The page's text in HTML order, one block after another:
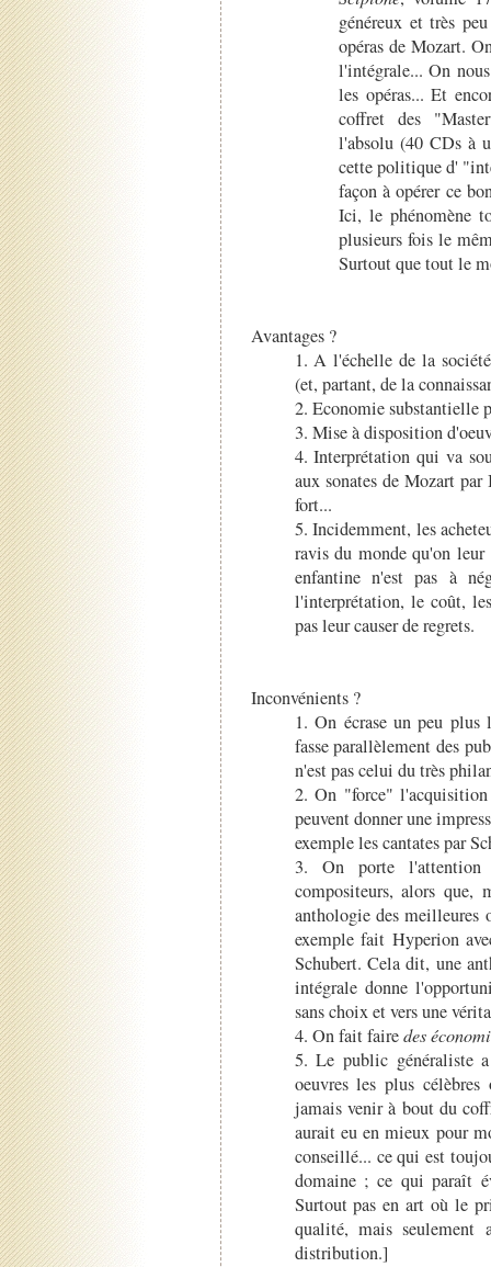
généreux et très
opéras de Mozart.
l'intégrale... On
les opéras... Et
coffret des
l'absolu (40 CDs à
cette politique d'
façon à opérer ce
Ici, le phénomène
plusieurs fois le
Surtout que tout le
Avantages ?
1. A l'échelle de la
(et, partant, de la
2. Economie substantielle
3. Mise à disposition
4. Interprétation qui va
aux sonates de Mozart
fort...
5. Incidemment, les
ravis du monde qu'on
enfantine n'est pas à
l'interprétation, le coût,
pas leur causer de regrets.
Inconvénients ?
1. On écrase un peu
fasse parallèlement des
n'est pas celui du très
2. On "force"
peuvent donner une
exemple les cantates par
3. On porte l'attention
compositeurs, alors que,
anthologie des meilleures
exemple fait Hyperion
Schubert. Cela dit, une
intégrale donne
sans choix et vers une
4. On fait fairedes
5. Le public généraliste
oeuvres les plus
jamais venir à bout du
aurait eu en mieux pour
conseillé... ce qui est
domaine ; ce qui paraît
Surtout pas en art où le
qualité, mais seulement
distribution.]